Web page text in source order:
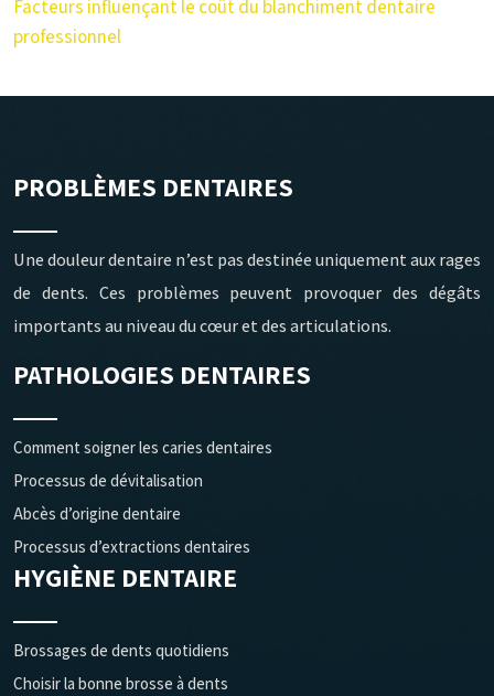
Facteurs influençant le coût du blanchiment dentaire
professionnel
PROBLÈMES DENTAIRES
Une douleur dentaire n’est pas destinée uniquement aux rages
de dents. Ces problèmes peuvent provoquer des dégâts
importants au niveau du cœur et des articulations.
PATHOLOGIES DENTAIRES
Comment soigner les caries dentaires
Processus de dévitalisation
Abcès d’origine dentaire
Processus d’extractions dentaires
HYGIÈNE DENTAIRE
Brossages de dents quotidiens
Choisir la bonne brosse à dents